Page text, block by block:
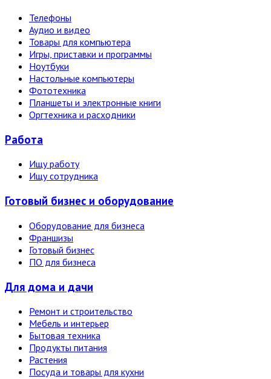
Телефоны
Аудио и видео
Товары для компьютера
Игры, приставки и программы
Ноутбуки
Настольные компьютеры
Фототехника
Планшеты и электронные книги
Оргтехника и расходники
Работа
Ищу работу
Ищу сотрудника
Готовый бизнес и оборудование
Оборудование для бизнеса
Франшизы
Готовый бизнес
ПО для бизнеса
Для дома и дачи
Ремонт и строительство
Мебель и интерьер
Бытовая техника
Продукты питания
Растения
Посуда и товары для кухни